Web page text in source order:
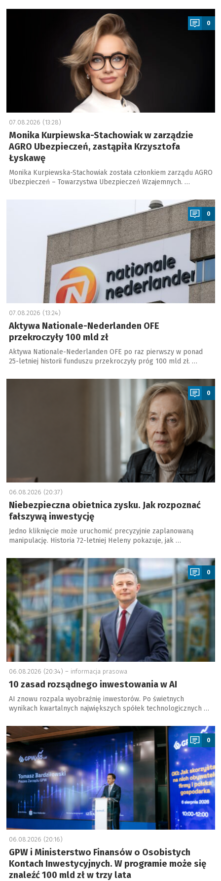
a
0
07.08.2026 (13:28)
Monika Kurpiewska-Stachowiak w zarządzie
AGRO Ubezpieczeń, zastąpiła Krzysztofa
Łyskawę
Monika Kurpiewska-Stachowiak została członkiem zarządu AGRO
Ubezpieczeń – Towarzystwa Ubezpieczeń Wzajemnych. …
0
07.08.2026 (13:24)
Aktywa Nationale-Nederlanden OFE
przekroczyły 100 mld zł
Aktywa Nationale-Nederlanden OFE po raz pierwszy w ponad
25-letniej historii funduszu przekroczyły próg 100 mld zł. …
a
0
06.08.2026 (20:37)
Niebezpieczna obietnica zysku. Jak rozpoznać
fałszywą inwestycję
Jedno kliknięcie może uruchomić precyzyjnie zaplanowaną
manipulację. Historia 72-letniej Heleny pokazuje, jak …
a
0
06.08.2026 (20:34) – informacja prasowa
10 zasad rozsądnego inwestowania w AI
AI znowu rozpala wyobraźnię inwestorów. Po świetnych
wynikach kwartalnych największych spółek technologicznych …
a
0
06.08.2026 (20:16)
GPW i Ministerstwo Finansów o Osobistych
Kontach Inwestycyjnych. W programie może się
znaleźć 100 mld zł w trzy lata